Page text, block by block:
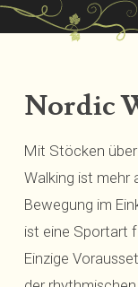
Nordic
Mit Stöcken
Walking ist mehr
Bewegung im
ist eine Sportart
Einzige